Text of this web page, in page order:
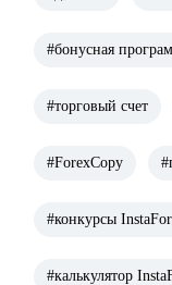
#бонусная
#торговый счет
#ForexCopy
#конкурсы
#калькулятор